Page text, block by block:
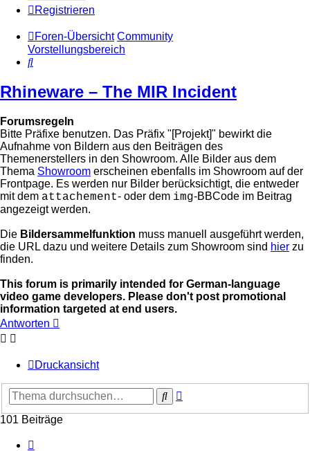
Registrieren
Foren-Übersicht Community
Vorstellungsbereich
Suche
Rhineware – The MIR Incident
Forumsregeln
Bitte Präfixe benutzen. Das Präfix "[Projekt]" bewirkt die
Aufnahme von Bildern aus den Beiträgen des
Themenerstellers in den Showroom. Alle Bilder aus dem
Thema Showroom erscheinen ebenfalls im Showroom auf der
Frontpage. Es werden nur Bilder berücksichtigt, die entweder
mit dem attachement- oder dem img-BBCode im Beitrag
angezeigt werden.
Die Bildersammelfunktion muss manuell ausgeführt werden,
die URL dazu und weitere Details zum Showroom sind hier zu
finden.
This forum is primarily intended for German-language
video game developers. Please don't post promotional
information targeted at end users.
Antworten
Druckansicht
Suche
101 Beiträge